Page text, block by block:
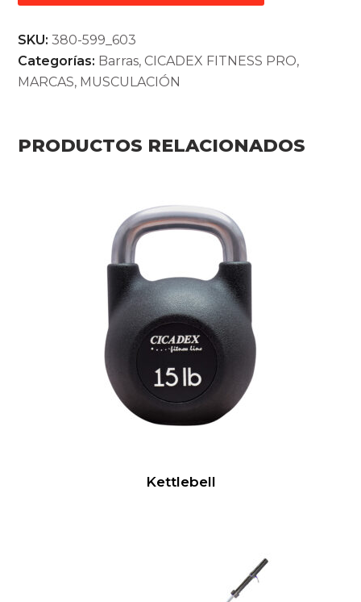
SKU: 380-599_603
Categorías: Barras, CICADEX FITNESS PRO,
MARCAS, MUSCULACIÓN
PRODUCTOS RELACIONADOS
Kettlebell